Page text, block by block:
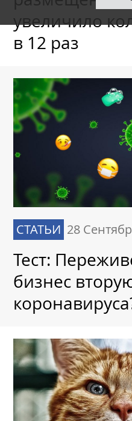
увеличило
в 12 раз
СТАТЬИ 28
Тест:
бизнес